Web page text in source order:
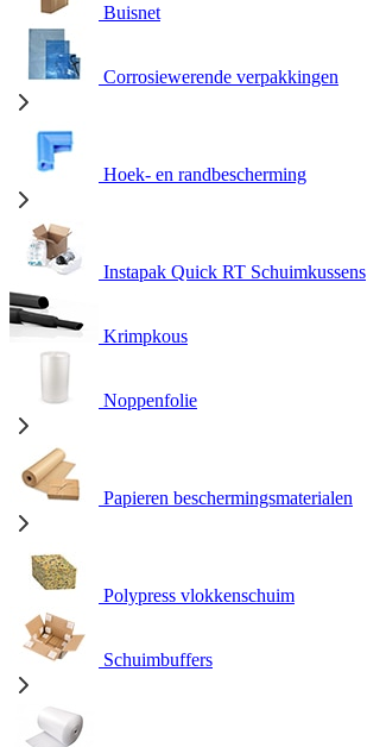
Buisnet
Corrosiewerende verpakkingen
Hoek- en randbescherming
Instapak Quick RT Schuimkussens
Krimpkous
Noppenfolie
Papieren beschermingsmaterialen
Polypress vlokkenschuim
Schuimbuffers